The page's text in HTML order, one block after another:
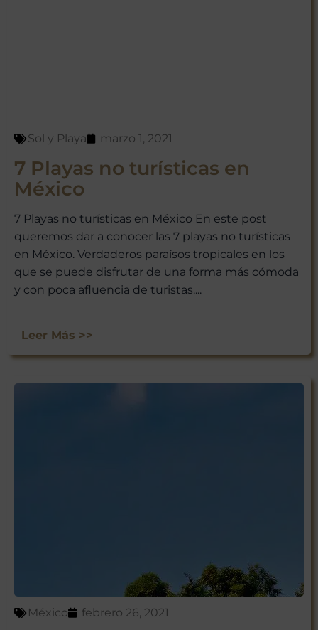
Sol y Playa marzo 1, 2021
7 Playas no turísticas en
México
7 Playas no turísticas en México En este post
queremos dar a conocer las 7 playas no turísticas
en México. Verdaderos paraísos tropicales en los
que se puede disfrutar de una forma más cómoda
y con poca afluencia de turistas....
Leer Más >>
México febrero 26, 2021